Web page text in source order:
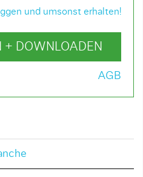
und umsonst erhalten!
DOWNLOADEN
AGB